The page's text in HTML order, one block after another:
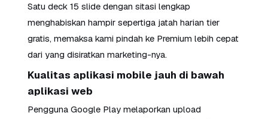
Satu deck 15 slide dengan sitasi lengkap
menghabiskan hampir sepertiga jatah harian tier
gratis, memaksa kami pindah ke Premium lebih cepat
dari yang disiratkan marketing-nya.
Kualitas aplikasi mobile jauh di bawah
aplikasi web
Pengguna Google Play melaporkan upload